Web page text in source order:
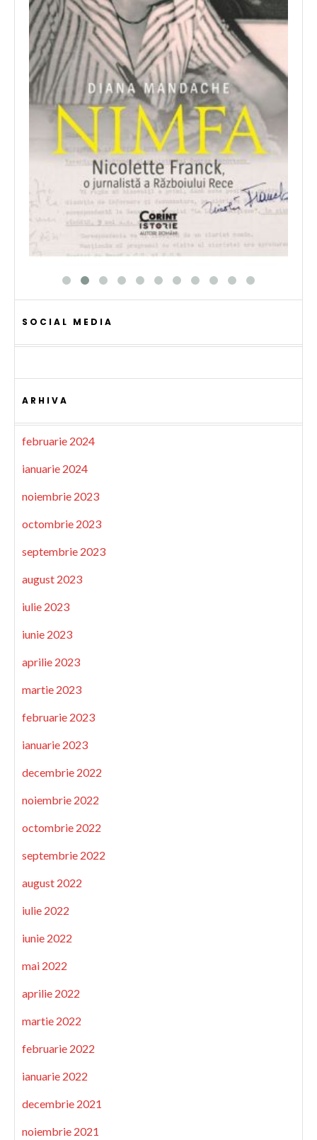
SOCIAL MEDIA
ARHIVA
februarie 2024
ianuarie 2024
noiembrie 2023
octombrie 2023
septembrie 2023
august 2023
iulie 2023
iunie 2023
aprilie 2023
martie 2023
februarie 2023
ianuarie 2023
decembrie 2022
noiembrie 2022
octombrie 2022
septembrie 2022
august 2022
iulie 2022
iunie 2022
mai 2022
aprilie 2022
martie 2022
februarie 2022
ianuarie 2022
decembrie 2021
noiembrie 2021